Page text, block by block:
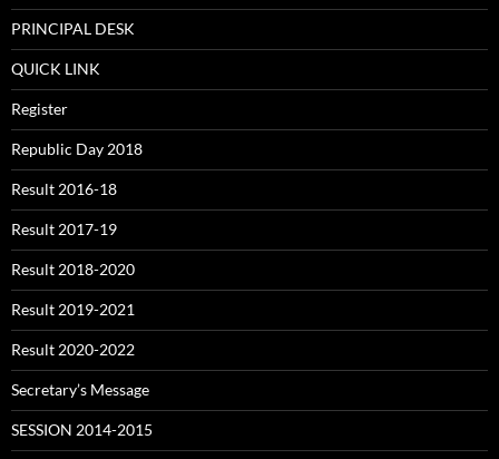
PRINCIPAL DESK
QUICK LINK
Register
Republic Day 2018
Result 2016-18
Result 2017-19
Result 2018-2020
Result 2019-2021
Result 2020-2022
Secretary’s Message
SESSION 2014-2015